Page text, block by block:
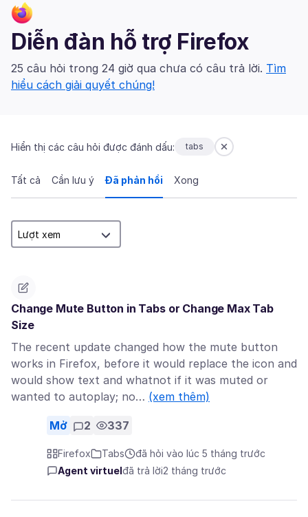
Diễn đàn hỗ trợ Firefox
25 câu hỏi trong 24 giờ qua chưa có câu trả lời. Tìm
hiểu cách giải quyết chúng!
Hiển thị các câu hỏi được đánh dấu: tabs
Tất cả Cần lưu ý Đã phản hồi Xong
Change Mute Button in Tabs or Change Max Tab
Size
The recent update changed how the mute button
works in Firefox, before it would replace the icon and
would show text and whatnot if it was muted or
wanted to autoplay; no… (xem thêm)
Mở 2 337
Firefox Tabs
đã hỏi vào lúc 5 tháng trước
Agent virtuel đã trả lời2 tháng trước